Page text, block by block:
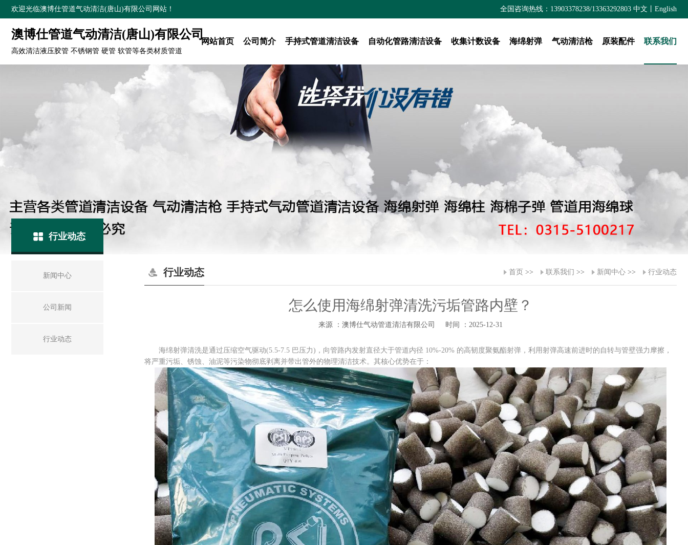
欢迎光临澳博仕管道气动清洁(唐山)有限公司网站！ 全国咨询热线：13903378238/13363292803 中文 English
澳博仕管道气动清洁(唐山)有限公司
高效清洁液压胶管 不锈钢管 硬管 软管等各类材质管道
网站首页 公司简介 手持式管道清洁设备 自动化管路清洁设备 收集计数设备 海绵射弹 气动清洁枪 原装配件 联系我们
行业动态
新闻中心
公司新闻
行业动态
行业动态 首页 >> 联系我们 >> 新闻中心 >> 行业动态
怎么使用海绵射弹清洗污垢管路内壁？
来源 ：澳博仕气动管道清洁有限公司 时间 ：2025-12-31
海绵射弹清洗是通过压缩空气驱动(5.5-7.5 巴压力)，向管路内发射直径大于管道内径 10%-20% 的高韧度聚氨酯射弹，利用射弹高速前进时的自转与管壁强力摩擦，
将严重污垢、锈蚀、油泥等污染物彻底剥离并带出管外的物理清洁技术。其核心优势在于：